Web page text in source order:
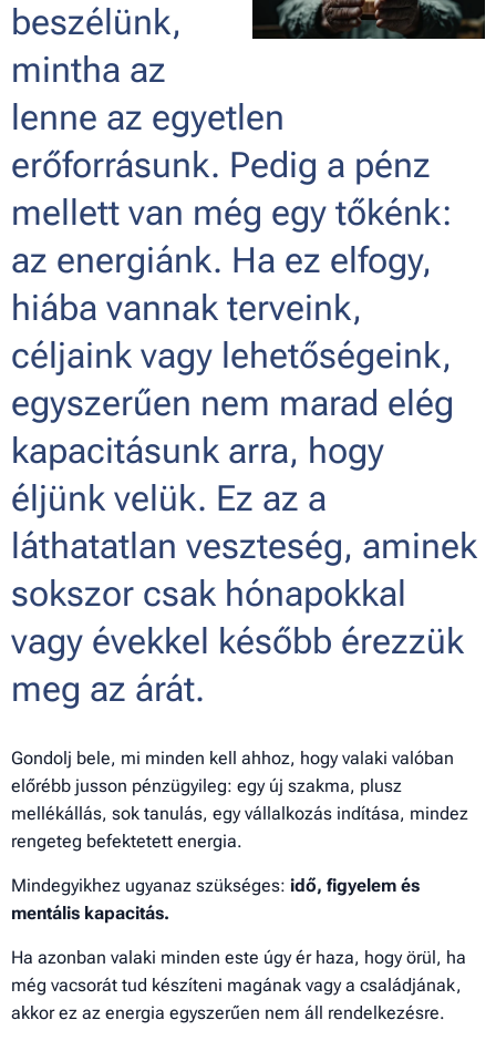
beszélünk,
mintha az
lenne az egyetlen
erőforrásunk. Pedig a pénz
mellett van még egy tőkénk:
az energiánk. Ha ez elfogy,
hiába vannak terveink,
céljaink vagy lehetőségeink,
egyszerűen nem marad elég
kapacitásunk arra, hogy
éljünk velük. Ez az a
láthatatlan veszteség, aminek
sokszor csak hónapokkal
vagy évekkel később érezzük
meg az árát.
Gondolj bele, mi minden kell ahhoz, hogy valaki valóban
előrébb jusson pénzügyileg: egy új szakma, plusz
mellékállás, sok tanulás, egy vállalkozás indítása, mindez
rengeteg befektetett energia.
Mindegyikhez ugyanaz szükséges: idő, figyelem és
mentális kapacitás.
Ha azonban valaki minden este úgy ér haza, hogy örül, ha
még vacsorát tud készíteni magának vagy a családjának,
akkor ez az energia egyszerűen nem áll rendelkezésre.